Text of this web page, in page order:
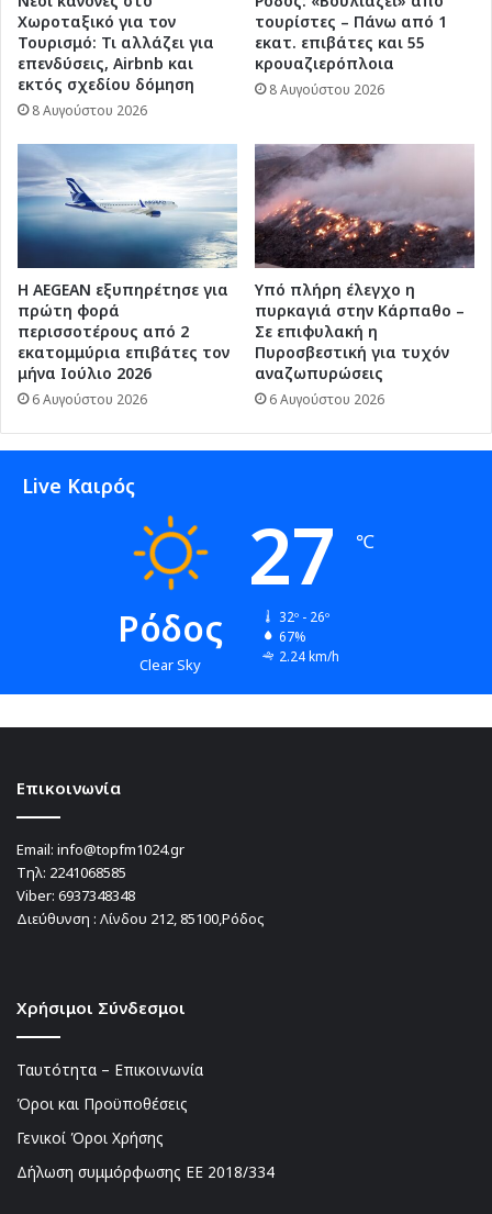
Χωροταξικό για τον
Τουρισμό: Τι αλλάζει για
επενδύσεις, Airbnb και
εκτός σχεδίου δόμηση
8 Αυγούστου 2026
τουρίστες – Πάνω από 1
εκατ. επιβάτες και 55
κρουαζιερόπλοια
8 Αυγούστου 2026
Η AEGEAN εξυπηρέτησε για
πρώτη φορά
περισσοτέρους από 2
εκατομμύρια επιβάτες τον
μήνα Ιούλιο 2026
6 Αυγούστου 2026
Υπό πλήρη έλεγχο η
πυρκαγιά στην Κάρπαθο –
Σε επιφυλακή η
Πυροσβεστική για τυχόν
αναζωπυρώσεις
6 Αυγούστου 2026
Live Καιρός
Ρόδος
Clear Sky
27 ℃
32º - 26º
67%
2.24 km/h
Επικοινωνία
Email: info@topfm1024.gr
Τηλ: 2241068585
Viber: 6937348348
Διεύθυνση : Λίνδου 212, 85100,Ρόδος
Χρήσιμοι Σύνδεσμοι
Ταυτότητα – Επικοινωνία
Όροι και Προϋποθέσεις
Γενικοί Όροι Χρήσης
Δήλωση συμμόρφωσης ΕΕ 2018/334